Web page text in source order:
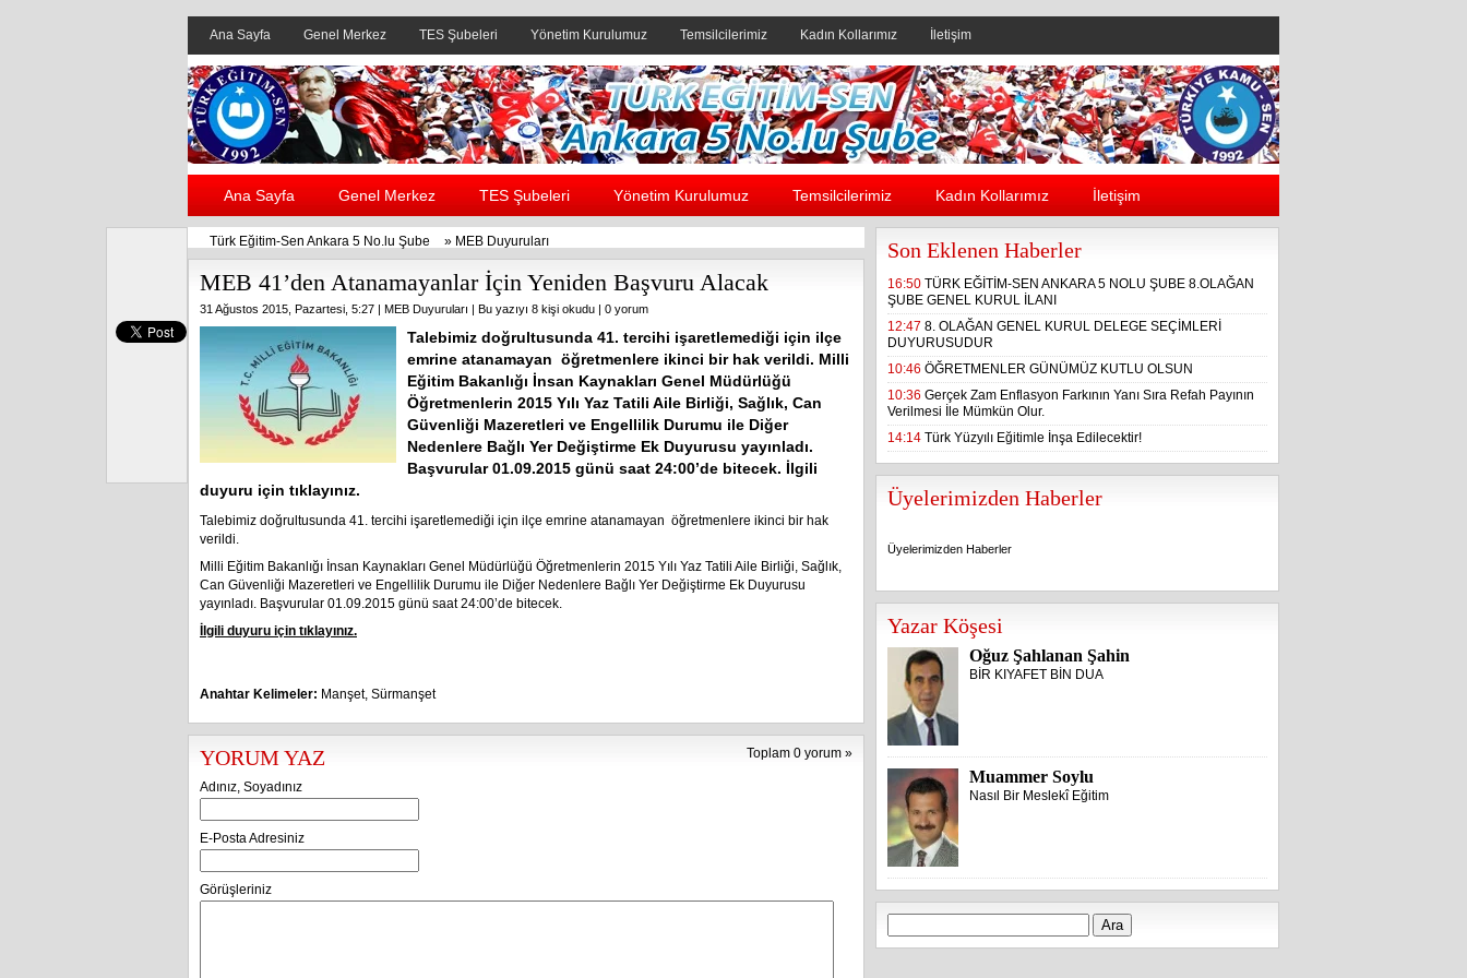
Ana Sayfa Genel Merkez TES Şubeleri Yönetim Kurulumuz Temsilcilerimiz Kadın Kollarımız İletişim
Header yanı reklam alanı
Ana Sayfa Genel Merkez TES Şubeleri Yönetim Kurulumuz Temsilcilerimiz Kadın Kollarımız İletişim
Türk Eğitim-Sen Ankara 5 No.lu Şube » MEB Duyuruları
MEB 41’den Atanamayanlar İçin Yeniden Başvuru Alacak
31 Ağustos 2015, Pazartesi, 5:27 | MEB Duyuruları | Bu yazıyı 8 kişi okudu | 0 yorum
Talebimiz doğrultusunda 41. tercihi işaretlemediği için ilçe
emrine atanamayan öğretmenlere ikinci bir hak verildi. Milli
Eğitim Bakanlığı İnsan Kaynakları Genel Müdürlüğü
Öğretmenlerin 2015 Yılı Yaz Tatili Aile Birliği, Sağlık, Can
Güvenliği Mazeretleri ve Engellilik Durumu ile Diğer
Nedenlere Bağlı Yer Değiştirme Ek Duyurusu yayınladı.
Başvurular 01.09.2015 günü saat 24:00’de bitecek. İlgili
duyuru için tıklayınız.
Talebimiz doğrultusunda 41. tercihi işaretlemediği için ilçe emrine atanamayan öğretmenlere ikinci bir hak
verildi.
Milli Eğitim Bakanlığı İnsan Kaynakları Genel Müdürlüğü Öğretmenlerin 2015 Yılı Yaz Tatili Aile Birliği, Sağlık,
Can Güvenliği Mazeretleri ve Engellilik Durumu ile Diğer Nedenlere Bağlı Yer Değiştirme Ek Duyurusu
yayınladı. Başvurular 01.09.2015 günü saat 24:00’de bitecek.
İlgili duyuru için tıklayınız.
Anahtar Kelimeler: Manşet, Sürmanşet
Toplam 0 yorum »
YORUM YAZ
Adınız, Soyadınız
E-Posta Adresiniz
Görüşleriniz
Son Eklenen Haberler
16:50 TÜRK EĞİTİM-SEN ANKARA 5 NOLU ŞUBE 8.OLAĞAN
ŞUBE GENEL KURUL İLANI
12:47 8. OLAĞAN GENEL KURUL DELEGE SEÇİMLERİ
DUYURUSUDUR
10:46 ÖĞRETMENLER GÜNÜMÜZ KUTLU OLSUN
10:36 Gerçek Zam Enflasyon Farkının Yanı Sıra Refah Payının
Verilmesi İle Mümkün Olur.
14:14 Türk Yüzyılı Eğitimle İnşa Edilecektir!
Üyelerimizden Haberler
Üyelerimizden Haberler
Yazar Köşesi
Oğuz Şahlanan Şahin
BİR KIYAFET BİN DUA
Muammer Soylu
Nasıl Bir Meslekî Eğitim
Arama: